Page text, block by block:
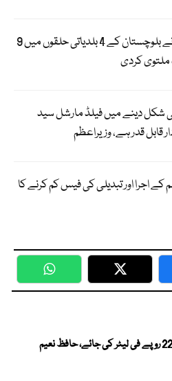
الیکشن کمیشن نے بلوچستان کے 4 بلدیاتی حلقوں میں 9
کردی
شکل دینے میں فیلڈ مارشل سید
قابل قدر ہے، وزیراعظم
اجرا اور تبدیلی کی فیس کم کرنے کا
WhatsApp Twitter
پیٹرول کی قیمت 228 روپے فی لیٹر کی جائے، حافظ نعیم